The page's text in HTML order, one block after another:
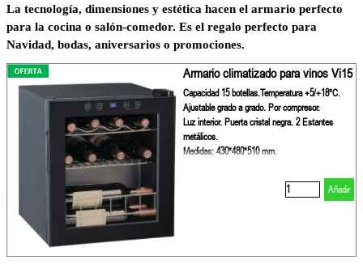
La tecnología, dimensiones y estética hacen el armario perfecto
para la cocina o salón-comedor. Es el regalo perfecto para
Navidad, bodas, aniversarios o promociones.
Armario climatizado para vinos Vi15
Capacidad 15 botellas.Temperatura +5/+18ºC.
Ajustable grado a grado. Por compresor.
Luz interior. Puerta cristal negra. 2 Estantes
metálicos.
Medidas: 430*480*510 mm.
Añadir